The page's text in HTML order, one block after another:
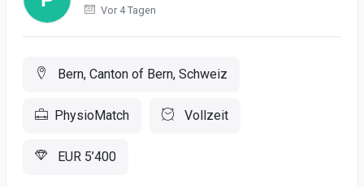
Vor 4 Tagen
Bern, Canton of Bern, Schweiz
PhysioMatch Vollzeit
EUR 5’400